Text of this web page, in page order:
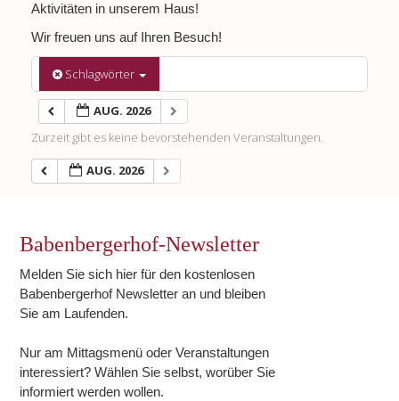
Aktivitäten in unserem Haus!
Wir freuen uns auf Ihren Besuch!
Schlagwörter
AUG. 2026
Zurzeit gibt es keine bevorstehenden Veranstaltungen.
AUG. 2026
Babenbergerhof-Newsletter
Melden Sie sich hier für den kostenlosen
Babenbergerhof Newsletter an und bleiben
Sie am Laufenden.
Nur am Mittagsmenü oder Veranstaltungen
interessiert? Wählen Sie selbst, worüber Sie
informiert werden wollen.